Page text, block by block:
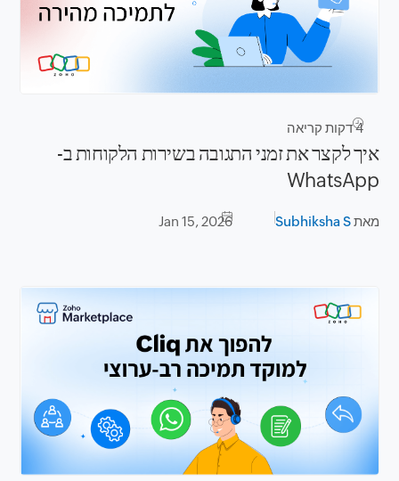
4דקות קריאה
איך לקצר את זמני התגובה בשירות הלקוחות ב-
WhatsApp
מאתSubhiksha S
Jan 15, 2026